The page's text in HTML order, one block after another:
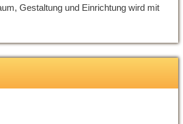
Gestaltung und Einrichtung wird mit